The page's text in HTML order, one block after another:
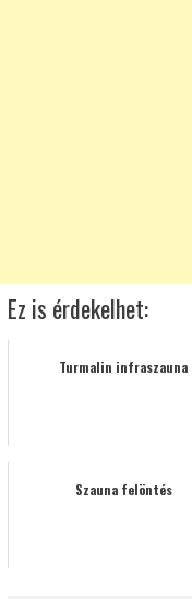
Ez is érdekelhet:
Turmalin infraszauna
Szauna felöntés